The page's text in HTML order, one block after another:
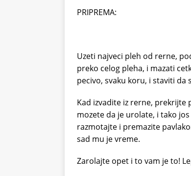
PRIPREMA:
Uzeti najveci pleh od rerne,
preko celog pleha, i mazati
pecivo, svaku koru, i staviti da
Kad izvadite iz rerne,
mozete da je urolate, i tako
razmotajte i premazite
sad mu je vreme.
Zarolajte opet i to vam je to!